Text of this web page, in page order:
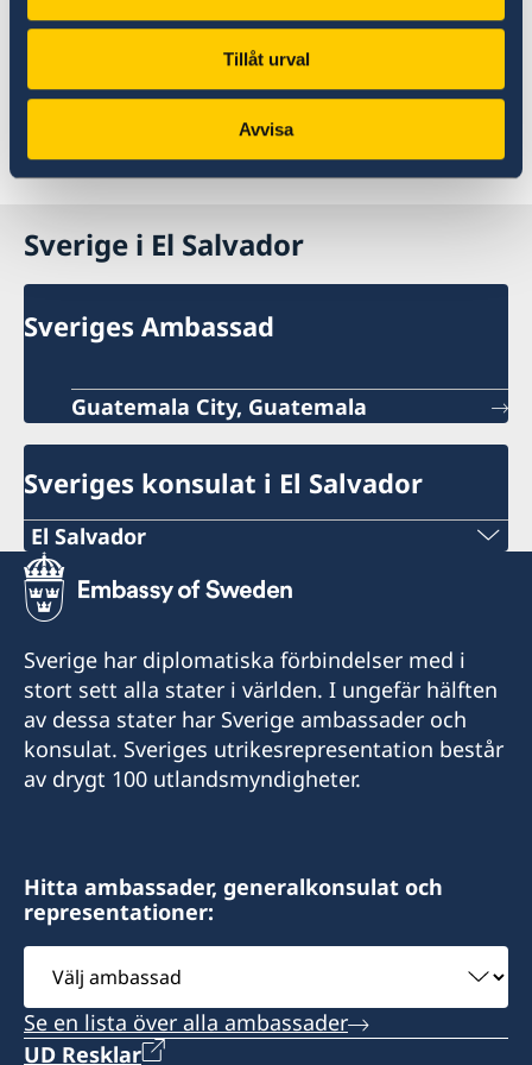
Tillåt urval
Avvisa
OBSERVERA att det ordinarie passet alltid
spärras vid utfärdande av provisoriskt pass.
Senast uppdaterad 02 juni 2026, 14.10
Sverige i El Salvador
Sveriges Ambassad
Guatemala City, Guatemala
Sveriges konsulat i El Salvador
El Salvador
Telefon:
+503 2555 1000
E-post:
consuladodesuecia.sansalvador@gmail.com
Consulado Honorario de Suecia
El Salvador
Måndag till fredag kl. 9:00 - 12:00
Honorärkonsul
Luis Castillo Rivas
Sverige har diplomatiska förbindelser med i
stort sett alla stater i världen. I ungefär hälften
av dessa stater har Sverige ambassader och
konsulat. Sveriges utrikesrepresentation består
av drygt 100 utlandsmyndigheter.
Hitta ambassader, generalkonsulat och
representationer:
Välj
ambassad
Se en lista över alla ambassader
UD Resklar